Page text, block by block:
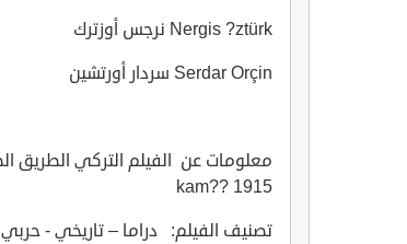
Nergis ?ztürk نرجس أوزترك
Serdar Orçin سردار أورتشين
kam?? 1915
تصنيف الفيلم: دراما – تاريخي - حربي